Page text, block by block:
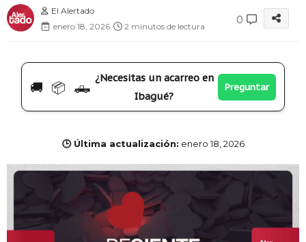
El Alertado
enero 18, 2026
2 minutos de lectura
0
🚚 📦 🛻
¿Necesitas un acarreo en
Ibagué?
Preguntar
🕒 Última actualización: enero 18, 2026